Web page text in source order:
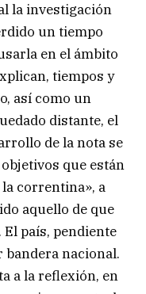
la investigación
un tiempo
en el ámbito
tiempos y
así como un
distante, el
de la nota se
que están
correntina», a
aquello de que
país, pendiente
bandera nacional.
a la reflexión, en